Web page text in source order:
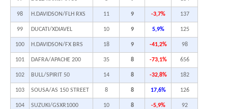
98 H.DAVIDSON/FLH RXS 11 9 -3,7% 137
99 DUCATI/XDIAVEL 10 9 5,9% 125
100 H.DAVIDSON/FX BRS 18 9 -41,2% 98
101 DAFRA/APACHE 200 35 8 -73,1% 656
102 BULL/SPIRIT 50 14 8 -32,8% 182
103 SOUSA/AS 150 STREET 8 8 17,6% 126
104 SUZUKI/GSXR1000 10 8 -5,9% 92